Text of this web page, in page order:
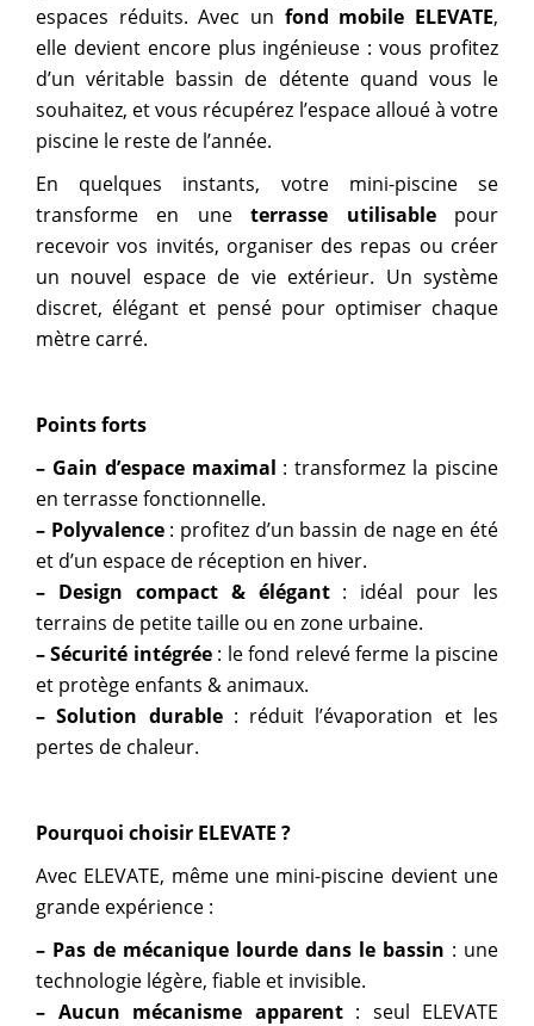
espaces réduits. Avec un fond mobile ELEVATE,
elle devient encore plus ingénieuse : vous profitez
d’un véritable bassin de détente quand vous le
souhaitez, et vous récupérez l’espace alloué à votre
piscine le reste de l’année.
En quelques instants, votre mini-piscine se
transforme en uneterrasse utilisablepour
recevoir vos invités, organiser des repas ou créer
un nouvel espace de vie extérieur. Un système
discret, élégant et pensé pour optimiser chaque
mètre carré.
Points forts
– Gain d’espace maximal : transformez la piscine
en terrasse fonctionnelle.
– Polyvalence: profitez d’un bassin de nage en été
et d’un espace de réception en hiver.
– Design compact & élégant: idéal pour les
terrains de petite taille ou en zone urbaine.
– Sécurité intégrée: le fond relevé ferme la piscine
et protège enfants & animaux.
– Solution durable: réduit l’évaporation et les
pertes de chaleur.
Pourquoi choisir ELEVATE ?
Avec ELEVATE, même une mini-piscine devient une
grande expérience :
– Pas de mécanique lourde dans le bassin : une
technologie légère, fiable et invisible.
– Aucun mécanisme apparent: seul ELEVATE